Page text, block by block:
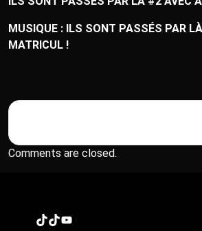
MUSIQUE : ILS SONT PASSÉS PAR
MATRICUL !
Comments are closed.
TikTok
TikTok
YouTube